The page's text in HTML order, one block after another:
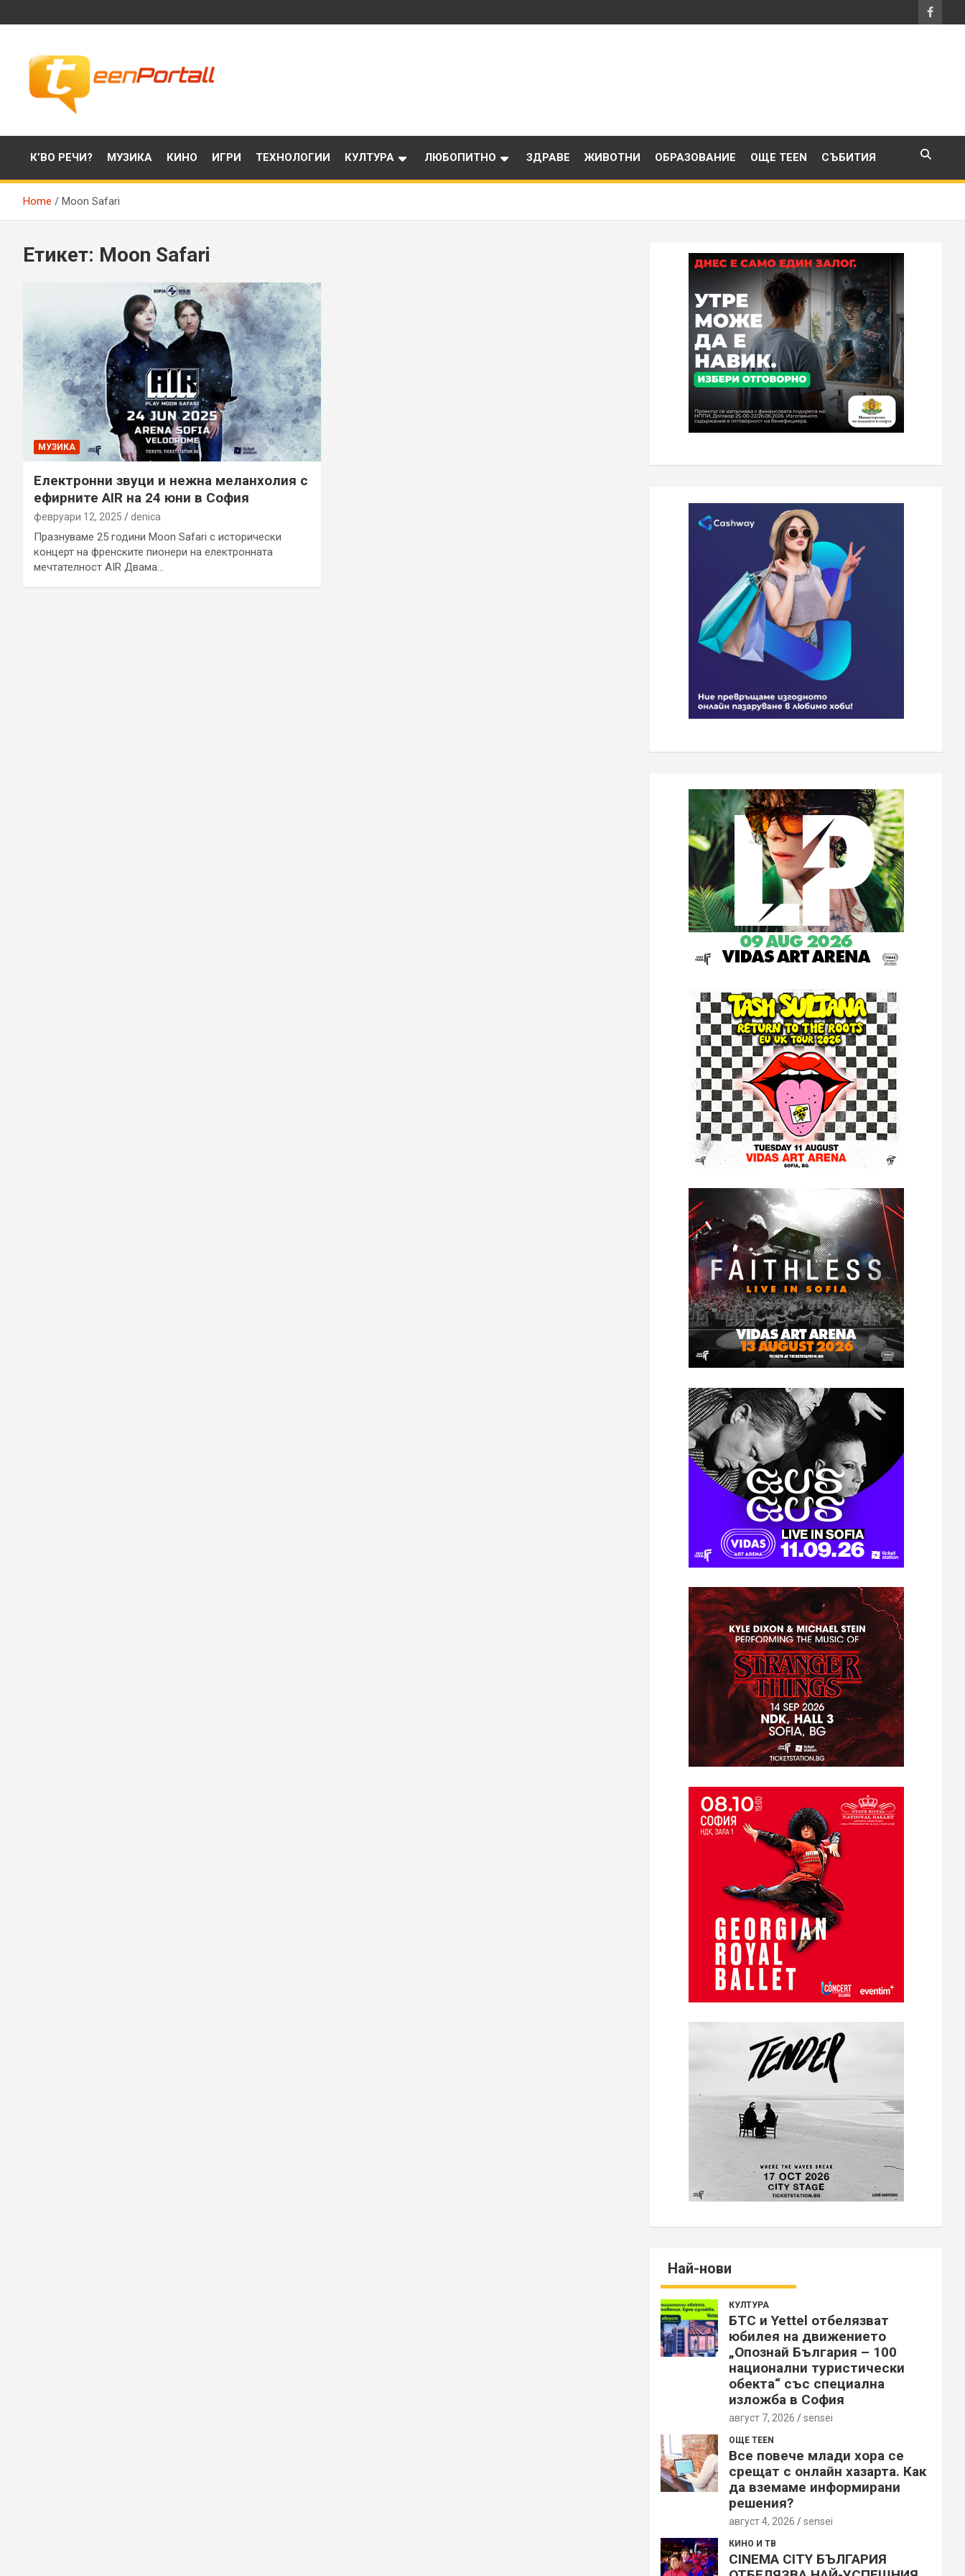
to
TeenPortall
К’ВО РЕЧИ? МУЗИКА КИНО ИГРИ ТЕХНОЛОГИИ КУЛТУРА ЛЮБОПИТНО ЗДРАВЕ ЖИВОТНИ ОБРАЗОВАНИЕ ОЩЕ TEEN СЪБИТИЯ
Home Moon Safari
Етикет: Moon Safari
МУЗИКА
Електронни звуци и нежна меланхолия с
ефирните AIR на 24 юни в София
февруари 12, 2025 denica
Празнуваме 25 години Moon Safari с исторически
концерт на френските пионери на електронната
мечтателност AIR Двама…
Най-нови
КУЛТУРА
БТС и Yettel отбелязват
юбилея на движението
„Опознай България – 100
национални туристически
обекта“ със специална
изложба в София
август 7, 2026 sensei
ОЩЕ TEEN
Все повече млади хора се
срещат с онлайн хазарта. Как
да вземаме информирани
решения?
август 4, 2026 sensei
КИНО И ТВ
CINEMA CITY БЪЛГАРИЯ